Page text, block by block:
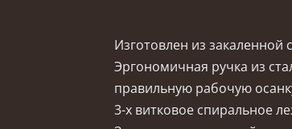
Изготовлен из
Эргономичная ручка из
правильную рабочую
3-х витковое спиральное